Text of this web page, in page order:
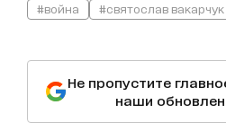
#война #святослав вакарчук
Не пропустите
наши